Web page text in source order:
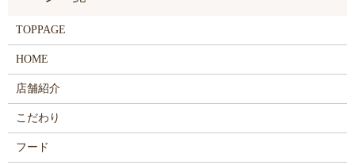
TOPPAGE
HOME
店舗紹介
こだわり
フード